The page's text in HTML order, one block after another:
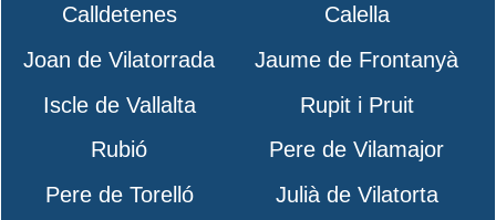
Calldetenes
Calella
Joan de Vilatorrada
Jaume de Frontanyà
Iscle de Vallalta
Rupit i Pruit
Rubió
Pere de Vilamajor
Pere de Torelló
Julià de Vilatorta